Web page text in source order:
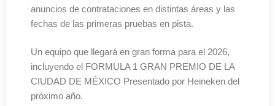
anuncios de contrataciones en distintas áreas y las
fechas de las primeras pruebas en pista.
Un equipo que llegará en gran forma para el 2026,
incluyendo el FORMULA 1 GRAN PREMIO DE LA
CIUDAD DE MÉXICO Presentado por Heineken del
próximo año.